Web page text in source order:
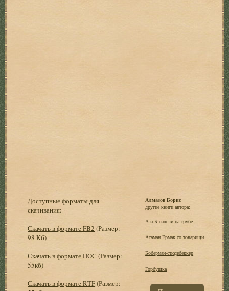
Доступные форматы для
скачивания:
Скачать в формате FB2 (Размер:
98 Кб)
Скачать в формате DOC (Размер:
55кб)
Скачать в формате RTF(Размер:
Алмазов Борис
другие книги автора:
А и Б сидели на трубе
Атаман Ермак со товарищи
Боберман-стюдебеккер
Горбушка